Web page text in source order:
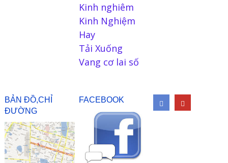
Kinh nghiêm
Kinh Nghiệm
Hay
Tải Xuống
Vang cơ lai số
BẢN ĐỒ,CHỈ
ĐƯỜNG
FACEBOOK